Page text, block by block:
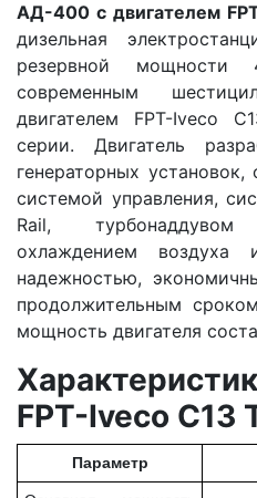
АД-400 с двигателем
дизельная
резервной мощности
современным
двигателем FPT-Iveco
серии. Двигатель
генераторных
системой управления,
Rail,
охлаждением воздуха
надежностью,
продолжительным
мощность двигателя
FPT-Iveco C13
Параметр